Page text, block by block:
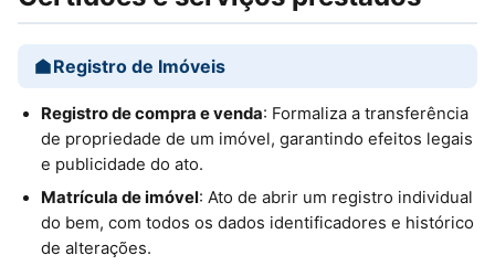
Registro de Imóveis
Registro de compra e venda: Formaliza a transferência
de propriedade de um imóvel, garantindo efeitos legais
e publicidade do ato.
Matrícula de imóvel: Ato de abrir um registro individual
do bem, com todos os dados identificadores e histórico
de alterações.